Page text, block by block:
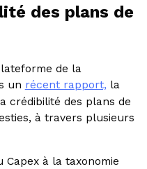
des plans de
de la
un récent rapport, la
crédibilité des plans de
à travers plusieurs
Capex à la taxonomie